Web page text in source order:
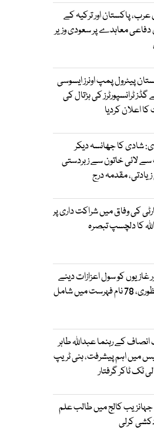
پاکستان اور ترکیہ کے
دفاعی معاہدے پر سعودی وزیر
پیٹرول پمپ اونرز ایسوسی
گڈز ٹرانسپورٹرز کی ہڑتال کی
اعلان کردیا
شادی کا جھانسہ دیکر
لائی خاتون سے زبردستی
مقدمہ درج
کی وفاق میں شراکت داری پر
اللہ کا دلچسپ تبصرہ
غازیوں کو سول اعزازات دینے
میں شامل
کے رہنما عبداللہ طاہر
میں اہم پیشرفت، ہنی ٹریپ
ٹک ٹاکر گرفتار
کالج میں طالب علم
کرلی